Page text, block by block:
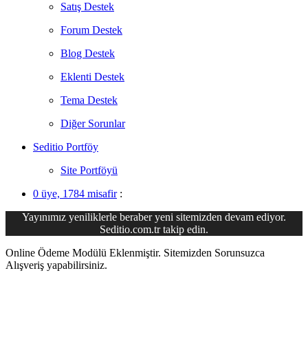
Satış Destek
Forum Destek
Blog Destek
Eklenti Destek
Tema Destek
Diğer Sorunlar
Seditio Portföy
Site Portföyü
0 üye, 1784 misafir:
Yayınımız yeniliklerle beraber yeni sitemizden devam ediyor.
Seditio.com.tr takip edin.
Online Ödeme Modülü Eklenmiştir. Sitemizden Sorunsuzca
Alışveriş yapabilirsiniz.